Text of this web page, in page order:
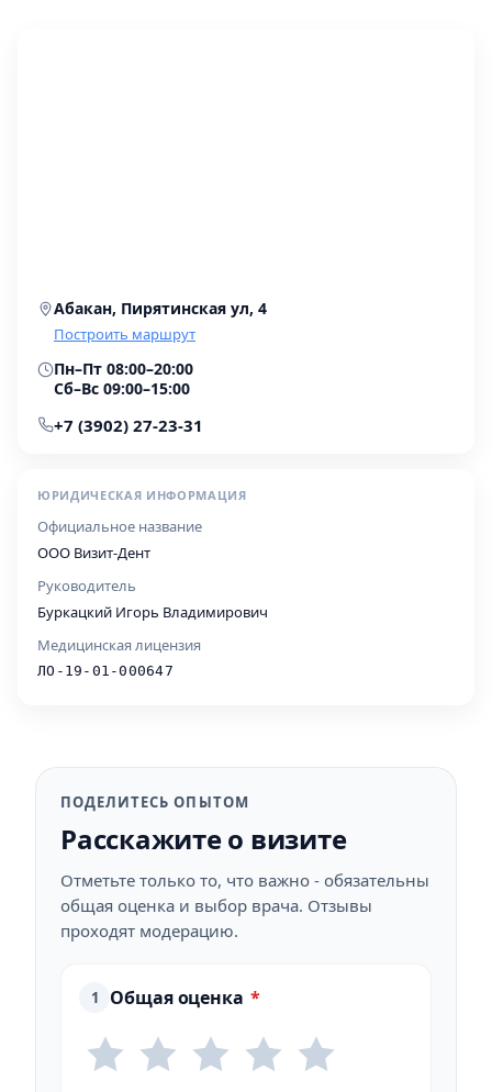
Абакан, Пирятинская ул, 4
Построить маршрут
Пн–Пт 08:00–20:00
Сб–Вс 09:00–15:00
+7 (3902) 27-23-31
ЮРИДИЧЕСКАЯ ИНФОРМАЦИЯ
Официальное название
ООО Визит-Дент
Руководитель
Буркацкий Игорь Владимирович
Медицинская лицензия
ЛО-19-01-000647
ПОДЕЛИТЕСЬ ОПЫТОМ
Расскажите о визите
Отметьте только то, что важно - обязательны
общая оценка и выбор врача. Отзывы
проходят модерацию.
1 Общая оценка *